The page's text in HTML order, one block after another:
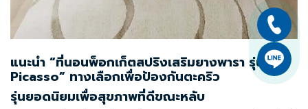
แนะนำ “ที่นอนพ็อกเก็ตสปริงเสริมยางพารา รุ่น
Picasso” ทางเลือกเพื่อป้องกันตะคริว
รุ่นยอดนิยมเพื่อสุขภาพที่ดีขณะหลับ